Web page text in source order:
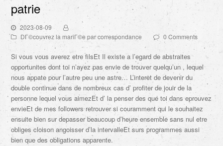
patrie
2023-08-09
DГ©couvrez la mariГ©e par correspondance
0 Comments
Si vous vous averez etre filsEt Il existe a l’egard de abstraites
opportunites dont toi n’ayez pas envie de trouver quelqu’un , lequel
nous appate pour l’autre peu une astre… L’interet de devenir du
double continue dans de nombreux cas d’ profiter de jouir de la
personne lequel vous aimezEt d’ la penser des que toi dans eprouvez
envieEt de mes followers retrouver si couramment qui le souhaitez
ensuite bien sur depasser beaucoup d’heure ensemble sans nul etre
obliges cloison angoisser d’la intervalleEt surs programmes aussi
bien que des obligations apparente.